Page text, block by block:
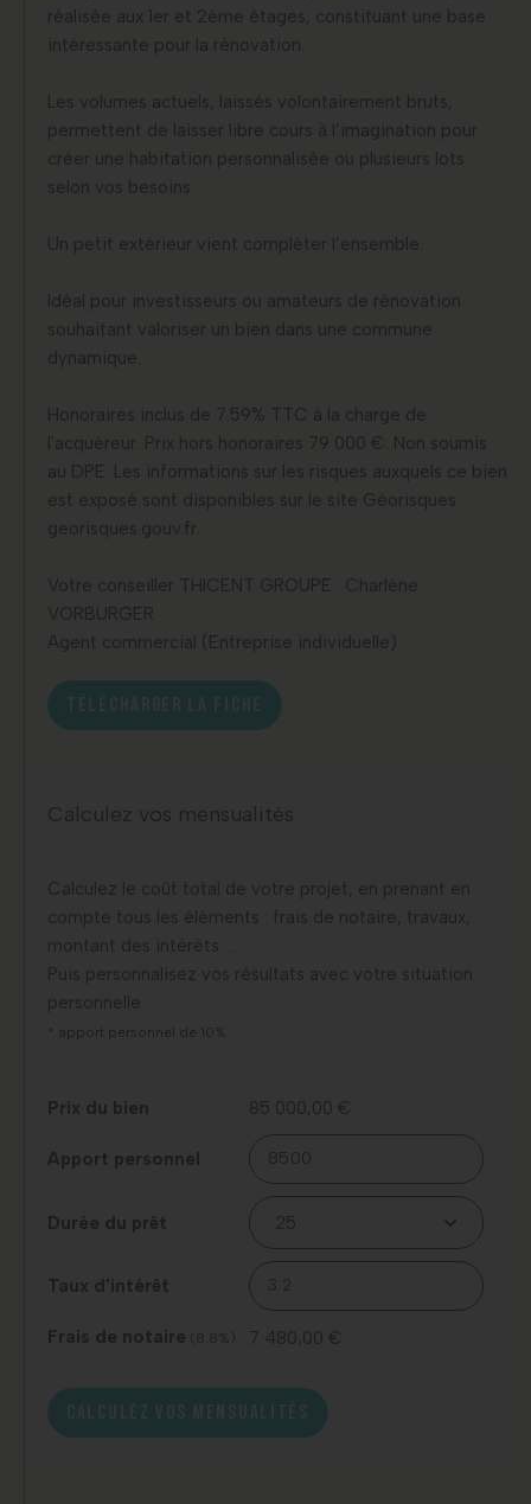
réalisée aux 1er et 2ème étages, constituant une base
intéressante pour la rénovation.
Les volumes actuels, laissés volontairement bruts,
permettent de laisser libre cours à l’imagination pour
créer une habitation personnalisée ou plusieurs lots
selon vos besoins.
Un petit extérieur vient compléter l’ensemble.
Idéal pour investisseurs ou amateurs de rénovation
souhaitant valoriser un bien dans une commune
dynamique.
Honoraires inclus de 7.59% TTC à la charge de
l'acquéreur. Prix hors honoraires 79 000 €. Non soumis
au DPE. Les informations sur les risques auxquels ce bien
est exposé sont disponibles sur le site Géorisques :
georisques.gouv.fr.
Votre conseiller THICENT GROUPE : Charlène
VORBURGER
Agent commercial (Entreprise individuelle)
TÉLÉCHARGER LA FICHE
Calculez vos mensualités
Calculez le coût total de votre projet, en prenant en
compte tous les éléments : frais de notaire, travaux,
montant des intérêts …
Puis personnalisez vos résultats avec votre situation
personnelle.
* apport personnel de 10%
Prix du bien 85 000,00 €
Apport personnel
Durée du prêt
Taux d'intérêt
Frais de notaire (8.8%) 7 480,00 €
CALCULEZ VOS MENSUALITÉS